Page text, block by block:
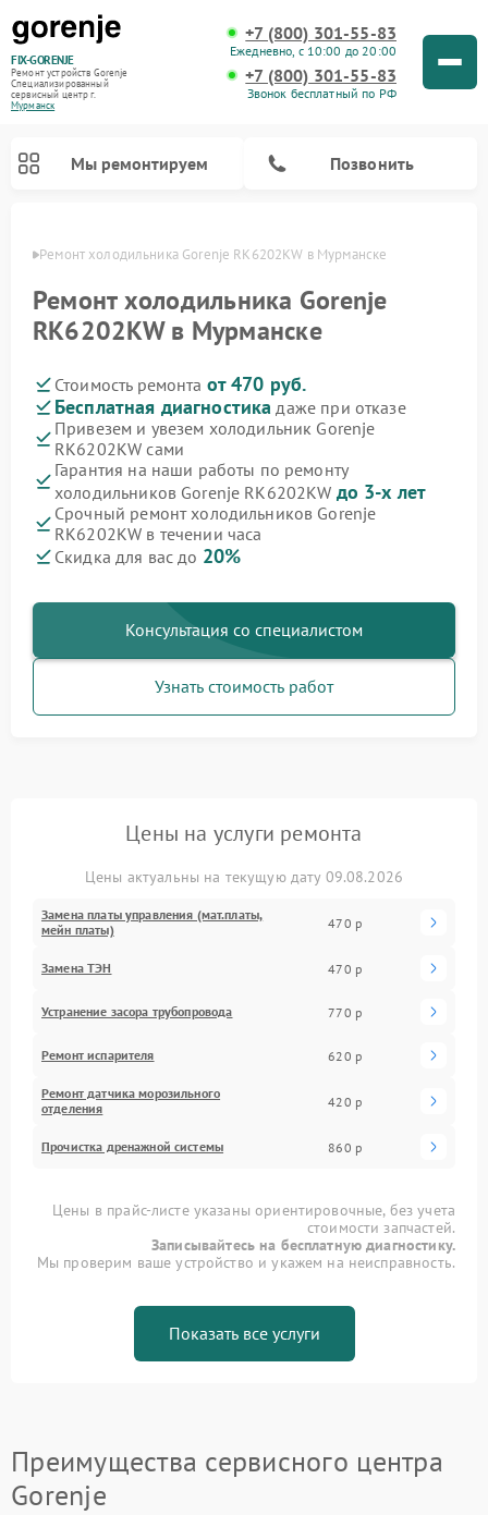
FIX-GORENJE
Ремонт устройств Gorenje
Специализированный
cервисный центр г.
Мурманск
+7 (800) 301-55-83
Ежедневно, с 10:00 до 20:00
+7 (800) 301-55-83
Звонок бесплатный по РФ
Мы ремонтируем Позвонить
Ремонт холодильника Gorenje RK6202KW в Мурманске
Ремонт холодильника Gorenje
RK6202KW в Мурманске
Стоимость ремонта от 470 руб.
Бесплатная диагностика даже при отказе
Привезем и увезем холодильник Gorenje
RK6202KW сами
Гарантия на наши работы по ремонту
холодильников Gorenje RK6202KW до 3-х лет
Срочный ремонт холодильников Gorenje
RK6202KW в течении часа
Скидка для вас до 20%
Консультация со специалистом
Узнать стоимость работ
Цены на услуги ремонта
Цены актуальны на текущую дату 09.08.2026
Замена платы управления (мат.платы,
мейн платы)
470 р
Замена ТЭН 470 р
Устранение засора трубопровода 770 р
Ремонт испарителя 620 р
Ремонт датчика морозильного
отделения
420 р
Прочистка дренажной системы 860 р
Цены в прайс-листе указаны ориентировочные, без учета
стоимости запчастей.
Записывайтесь на бесплатную диагностику.
Мы проверим ваше устройство и укажем на неисправность.
Показать все услуги
Преимущества сервисного центра
Gorenje